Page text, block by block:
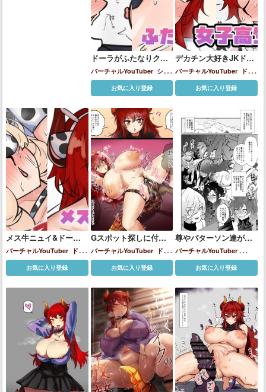
ドーラがふたなりクレ
アに太ももコキさせら
れたり…♡
バーチャルYouTuber シス
ター・クレアドーラ(バーチ
ャルYouTuber)
お気に入り登録
デカチン大好きJKドー
ラ様と放課後えっち♡
バーチャルYouTuber
ドー
ラ(バーチャルYouTuber)
お気に入り登録
メス牛ニュイ&ドーラ
おっぱいサンド
バーチャルYouTuber
ドー
ラ(バーチャルYouTuber)ニ
ュイ・ソシエール
お気に入り登録
Gスポット探しに付き
合ってくれるドーラ
様…♡♡
バーチャルYouTuber
ドー
ラ(バーチャルYouTuber)
お気に入り登録
尊やパターソン達が馬
チ◯ポでスタミナ強化
の特訓をする♡
バーチャルYouTuber
HanaMacchia(ハナ・マキ
ア)
アンジュ・カトリーナ
YouTuber)ニュイ・ソシエ
ール
レイン・パターソン夕
陽リリ
白雪巴竜胆尊葉山舞
鈴
お気に入り登録